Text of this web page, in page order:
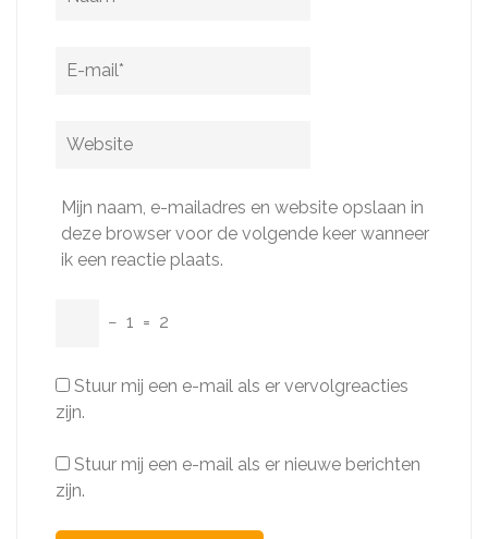
E-
Website
Mijn naam, e-mailadres en website opslaan in
deze browser voor de volgende keer wanneer
ik een reactie plaats.
− 1 = 2
Stuur mij een e-mail als er vervolgreacties
zijn.
Stuur mij een e-mail als er nieuwe berichten
zijn.